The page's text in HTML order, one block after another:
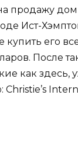
продажу
Ист-
его
После
как здесь,